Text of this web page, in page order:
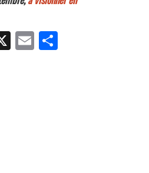
X E
m
Pa